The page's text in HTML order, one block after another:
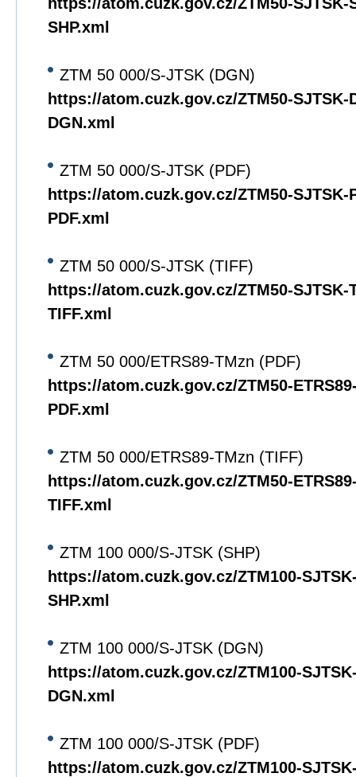
SHP.xml
ZTM 50 000/S-JTSK (DGN)
https://atom.cuzk.gov.cz/ZTM50-SJTSK-
DGN.xml
ZTM 50 000/S-JTSK (PDF)
https://atom.cuzk.gov.cz/ZTM50-SJTSK-
PDF.xml
ZTM 50 000/S-JTSK (TIFF)
https://atom.cuzk.gov.cz/ZTM50-SJTSK-
TIFF.xml
ZTM 50 000/ETRS89-TMzn (PDF)
https://atom.cuzk.gov.cz/ZTM50-
PDF.xml
ZTM 50 000/ETRS89-TMzn (TIFF)
https://atom.cuzk.gov.cz/ZTM50-
TIFF.xml
ZTM 100 000/S-JTSK (SHP)
https://atom.cuzk.gov.cz/ZTM100-
SHP.xml
ZTM 100 000/S-JTSK (DGN)
https://atom.cuzk.gov.cz/ZTM100-
DGN.xml
ZTM 100 000/S-JTSK (PDF)
https://atom.cuzk.gov.cz/ZTM100-